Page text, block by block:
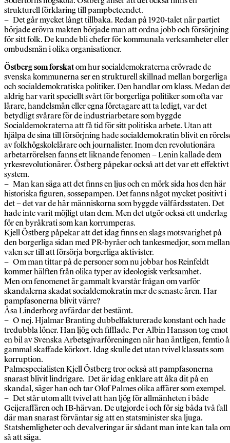
strukturell förklaring till pampbeteendet.
– Det går mycket långt tillbaka. Redan på 1920-talet när partiet
började erövra makten började man att ordna jobb och försörjning
för sitt folk. De kunde bli chefer för kommunala verksamheter eller
ombudsmän i olika organisationer.
Östberg som forskatom hur socialdemokraterna erövrade de
svenska kommunerna ser en strukturell skillnad mellan borgerliga
och socialdemokratiska politiker. Den handlar om klass. Medan
aldrig har varit speciellt svårt för borgerliga politiker som ofta var
lärare, handelsmän eller egna företagare att ta ledigt, var det
betydligt svårare för de industriarbetare som byggde
Socialdemokraterna att få tid för sitt politiska arbete. Utan att
hjälpa de sina till försörjning hade socialdemokratin blivit en
av folkhögskolelärare och journalister. Inom den revolutionära
arbetarrörelsen fanns ett liknande fenomen – Lenin kallade dem
yrkesrevolutionärer. Östberg påpekar också att det var ett effektivt
system.
– Man kan säga att det finns en ljus och en mörk sida hos den här
historiska figuren, sossepampen. Det fanns något mycket positivt i
det – det var de här människorna som byggde välfärdsstaten. Det
hade inte varit möjligt utan dem. Men det utgör också ett underlag
för en byråkrati som kan korrumperas.
Kjell Östberg påpekar att det idag finns en slags motsvarighet på
den borgerliga sidan med PR-byråer och tankesmedjor, som mellan
valen ser till att försörja borgerliga aktivister.
– Om man tittar på de personer som nu jobbar hos Reinfeldt
kommer hälften från olika typer av ideologisk verksamhet.
Men om fenomenet är gammalt kvarstår frågan om varför
skandalerna skadat socialdemokratin mer de senaste åren. Har
pampfasonerna blivit värre?
Åsa Linderborg avfärdar det bestämt.
– O nej. Hjalmar Branting dubbelfakturerade konstant och hade
tredubbla löner. Han ljög och fifflade. Per Albin Hansson tog emot
en bil av Svenska Arbetsgivarföreningen när han äntligen, femtio
gammal skaffade körkort. Idag skulle det utan tvivel klassats som
korruption.
Palmespecialisten Kjell Östberg tror också att pampfasonerna
snarast blivit lindrigare. Det är idag enklare att åka dit på en
skandal, säger han och tar Olof Palmes olika affärer som exempel.
– Det står utom allt tvivel att han ljög för allmänheten i både
Geijeraffären och IB-härvan. De utgjorde i och för sig båda två fall
där man snarast förväntar sig att en statsminister ska ljuga.
Statshemligheter och devalveringar är sådant man inte kan tala
så att säga.